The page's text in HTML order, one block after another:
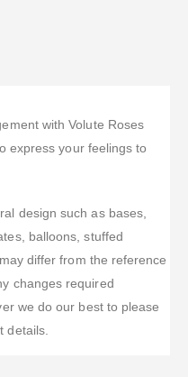
with Volute Roses
express your feelings to
design such as bases,
balloons, stuffed
differ from the reference
changes required
we do our best to please
details.